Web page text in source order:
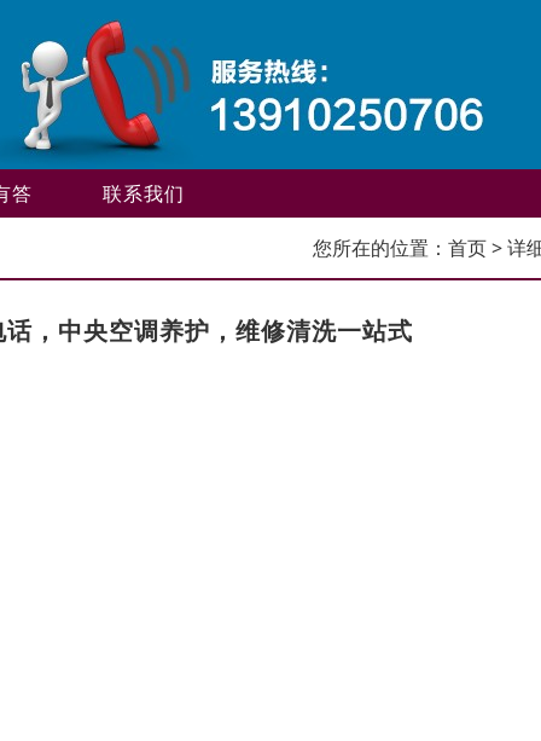
答 联系我们
您所在的位置： 首页> 详
，中央空调养护，维修清洗一站式